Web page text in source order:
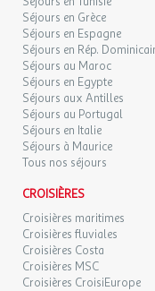
France,Thines avec son
Païolive...
A 20-25 km de Ruoms
touristique des gorges
que toutes les grottes à
A 7 km grand complexe
piscine intérieure/
Soleil ,farniente et
Dans un cadre calme et
Ribes et ses alentours
En provenance du nord
En provenance du sud
03
SEPT.
VEN.
04
SEPT.
89 €
SAM.
05
SEPT.
89 €
06
LUN.
07
SEPT.
89 €
Séjours en Grèce
Séjours en Espagne
Séjours en Rép.
Séjours au Maroc
Séjours en Egypte
Séjours aux Antilles
Séjours au Portugal
Séjours en Italie
Séjours à Maurice
Tous nos séjours
CROISIÈRES
Croisières maritimes
Croisières fluviales
Croisières Costa
Croisières MSC
Croisières CroisiEurope